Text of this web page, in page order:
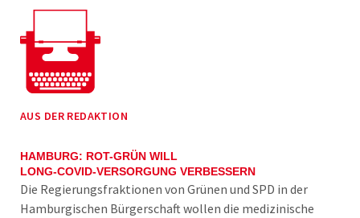
AUS DER REDAKTION
HAMBURG: ROT-GRÜN WILL
LONG-COVID-VERSORGUNG VERBESSERN
Die Regierungsfraktionen von Grünen und SPD in der
Hamburgischen Bürgerschaft wollen die medizinische